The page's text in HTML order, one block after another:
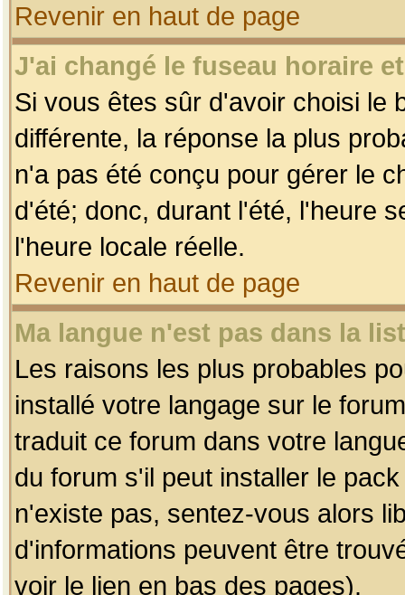
Revenir en haut de page
J'ai changé le fuseau horaire
Si vous êtes sûr d'avoir choisi le
différente, la réponse la plus
n'a pas été conçu pour gérer le
d'été; donc, durant l'été, l'heure
l'heure locale réelle.
Revenir en haut de page
Ma langue n'est pas dans la
Les raisons les plus probables
installé votre langage sur le
traduit ce forum dans votre
du forum s'il peut installer le
n'existe pas, sentez-vous alors
d'informations peuvent être
voir le lien en bas des pages).